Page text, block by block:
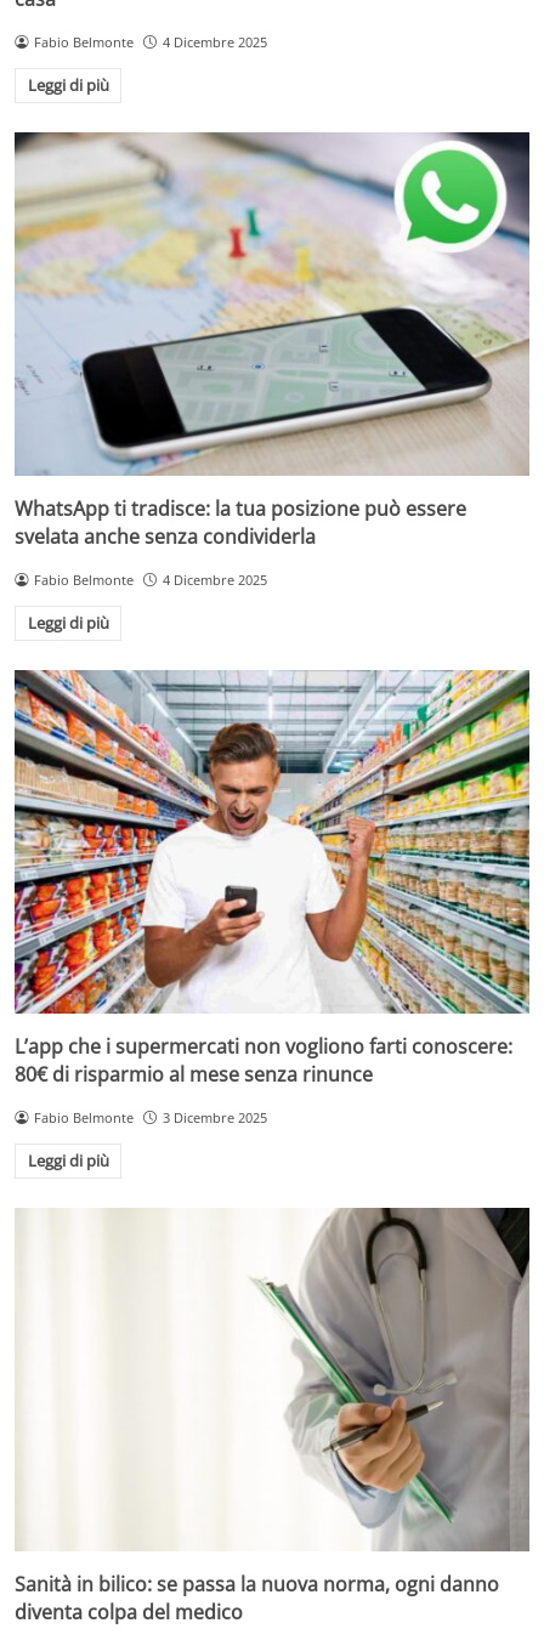
Fabio Belmonte 4 Dicembre 2025
Leggi di più
WhatsApp ti tradisce: la tua posizione può essere
svelata anche senza condividerla
Fabio Belmonte 4 Dicembre 2025
Leggi di più
L’app che i supermercati non vogliono farti conoscere:
80€ di risparmio al mese senza rinunce
Fabio Belmonte 3 Dicembre 2025
Leggi di più
Sanità in bilico: se passa la nuova norma, ogni danno
diventa colpa del medico